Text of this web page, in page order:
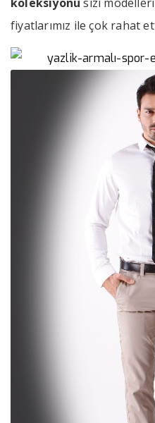
fiyatlarımız ile çok rahat